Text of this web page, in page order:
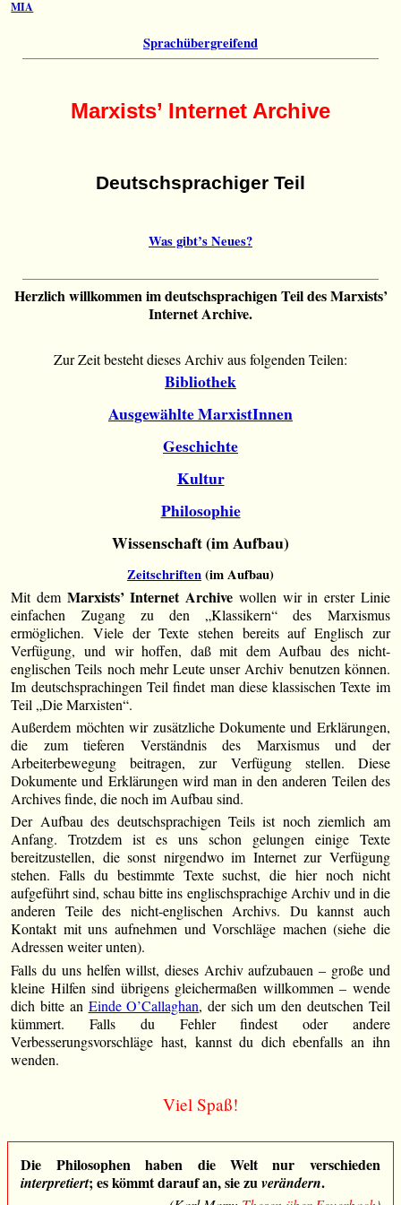
MIA
Sprachübergreifend
Marxists’ Internet Archive
Deutschsprachiger Teil
Was gibt’s Neues?
Herzlich willkommen im deutschsprachigen Teil des Marxists’
Internet Archive.
Zur Zeit besteht dieses Archiv aus folgenden Teilen:
Bibliothek
Ausgewählte MarxistInnen
Geschichte
Kultur
Philosophie
Wissenschaft (im Aufbau)
Zeitschriften(im Aufbau)
Mit dem Marxists’ Internet Archive wollen wir in erster Linie
einfachen Zugang zu den „Klassikern“ des Marxismus
ermöglichen. Viele der Texte stehen bereits auf Englisch zur
Verfügung, und wir hoffen, daß mit dem Aufbau des nicht-
englischen Teils noch mehr Leute unser Archiv benutzen können.
Im deutschsprachingen Teil findet man diese klassischen Texte im
Teil „Die Marxisten“.
Außerdem möchten wir zusätzliche Dokumente und Erklärungen,
die zum tieferen Verständnis des Marxismus und der
Arbeiterbewegung beitragen, zur Verfügung stellen. Diese
Dokumente und Erklärungen wird man in den anderen Teilen des
Archives finde, die noch im Aufbau sind.
Der Aufbau des deutschsprachigen Teils ist noch ziemlich am
Anfang. Trotzdem ist es uns schon gelungen einige Texte
bereitzustellen, die sonst nirgendwo im Internet zur Verfügung
stehen. Falls du bestimmte Texte suchst, die hier noch nicht
aufgeführt sind, schau bitte ins englischsprachige Archiv und in die
anderen Teile des nicht-englischen Archivs. Du kannst auch
Kontakt mit uns aufnehmen und Vorschläge machen (siehe die
Adressen weiter unten).
Falls du uns helfen willst, dieses Archiv aufzubauen – große und
kleine Hilfen sind übrigens gleichermaßen willkommen – wende
dich bitte an Einde O’Callaghan, der sich um den deutschen Teil
kümmert. Falls du Fehler findest oder andere
Verbesserungsvorschläge hast, kannst du dich ebenfalls an ihn
wenden.
Viel Spaß!
Die Philosophen haben die Welt nur verschieden
interpretiert; es kömmt darauf an, sie zuverändern.